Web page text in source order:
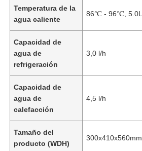
Videos
Sobre nosotros
Visita a la fábrica
Temperatura de la
agua caliente
86℃ - 96℃, 5.0L
Capacidad de
agua de
refrigeración
3,0 l/h
Capacidad de
agua de
calefacción
4,5 l/h
Tamaño del
producto (WDH)
300x410x560mm